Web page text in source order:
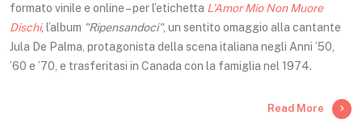
formato vinile e online – per l’etichetta L’Amor Mio Non Muore
Dischi, l’album "Ripensandoci", un sentito omaggio alla cantante
Jula De Palma, protagonista della scena italiana negli Anni ’50,
’60 e ’70, e trasferitasi in Canada con la famiglia nel 1974.
Read More